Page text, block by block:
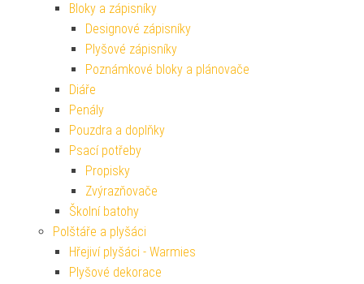
Bloky a zápisníky
Designové zápisníky
Plyšové zápisníky
Poznámkové bloky a plánovače
Diáře
Penály
Pouzdra a doplňky
Psací potřeby
Propisky
Zvýrazňovače
Školní batohy
Polštáře a plyšáci
Hřejiví plyšáci - Warmies
Plyšové dekorace